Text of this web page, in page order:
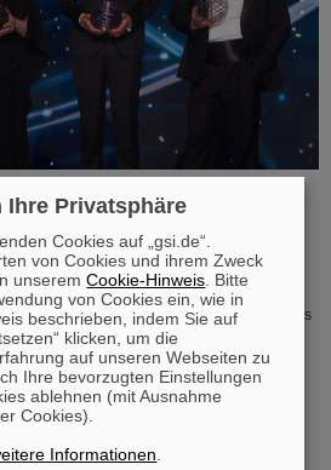
„Breakthrough Prize“ für
Jahr an die vier
ATLAS, CMS, and LHCb am
Collider ) des europäischen
mehr als 40 frühere und aktuelle ALICE-
maßgeblich daran beteiligt und wurden nun
mit dem angesehenen Preis
US-Dollar dotiert ist…
Ihre Privatsphäre
Cookies auf „gsi.de“.
von Cookies und ihrem Zweck
unseremCookie-Hinweis . Bitte
von Cookies ein, wie in
beschrieben, indem Sie auf
klicken, um die
auf unseren Webseiten zu
Ihre bevorzugten Einstellungen
ablehnen (mit Ausnahme
Cookies).
Informationen